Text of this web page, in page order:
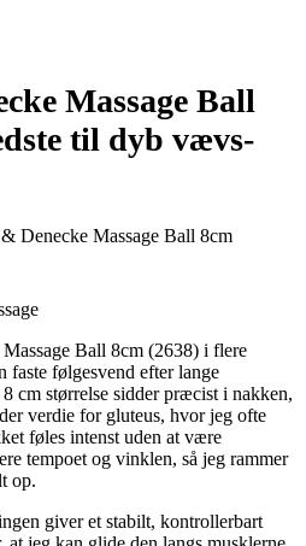
Massage Ball
til dyb vævs-
Ball 8cm (2638) i flere
faste følgesvend efter lange
cm størrelse sidder præcist i nakken,
verdie for gluteus, hvor jeg ofte
føles intenst uden at være
tempoet og vinklen, så jeg rammer
op.
giver et stabilt, kontrollerbart